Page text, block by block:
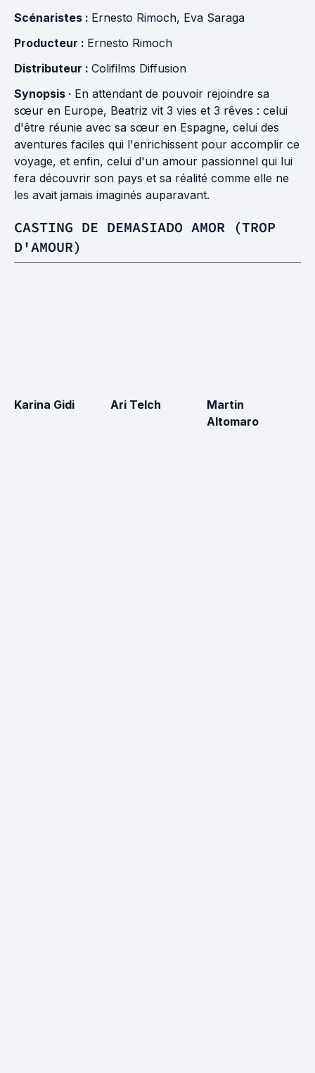
Scénaristes : Ernesto Rimoch, Eva Saraga
Producteur : Ernesto Rimoch
Distributeur : Colifilms Diffusion
Synopsis · En attendant de pouvoir rejoindre sa
sœur en Europe, Beatriz vit 3 vies et 3 rêves : celui
d'être réunie avec sa sœur en Espagne, celui des
aventures faciles qui l'enrichissent pour accomplir ce
voyage, et enfin, celui d'un amour passionnel qui lui
fera découvrir son pays et sa réalité comme elle ne
les avait jamais imaginés auparavant.
CASTING DE DEMASIADO AMOR (TROP
D'AMOUR)
Karina Gidi Ari Telch
Martin
Altomaro